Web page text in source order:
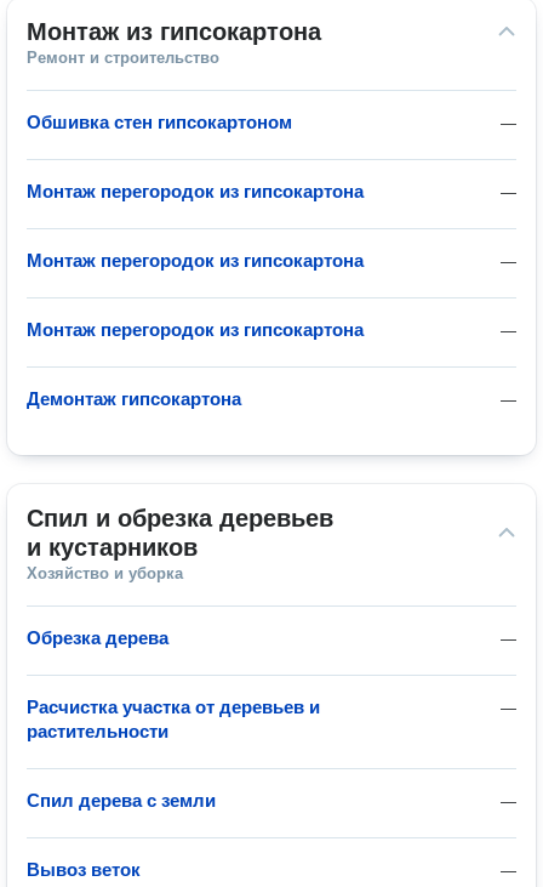
Монтаж из гипсокартона
Ремонт и строительство
—
Обшивка стен гипсокартоном
—
Монтаж перегородок из гипсокартона
—
Монтаж перегородок из гипсокартона
—
Монтаж перегородок из гипсокартона
—
Демонтаж гипсокартона
Спил и обрезка деревьев
и кустарников
Хозяйство и уборка
—
Обрезка дерева
—
Расчистка участка от деревьев и
растительности
—
Спил дерева с земли
—
Вывоз веток